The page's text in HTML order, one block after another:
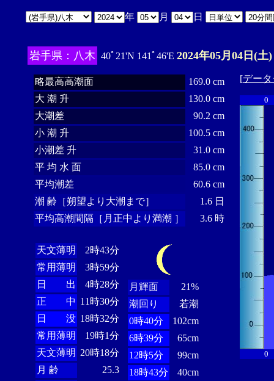
年 月 日
岩手県：八木 40ﾟ21'N 141ﾟ46'E 2024年05月04日(土)
略最高高潮面
169.0 cm
大 潮 升
130.0 cm
大潮差
90.2 cm
小 潮 升
100.5 cm
小潮差 升
31.0 cm
平 均 水 面
85.0 cm
平均潮差
60.6 cm
潮 齢［朔望より大潮まで］
1.6 日
平均高潮間隔［月正中より満潮 ］
3.6 時
天文薄明
2時43分
常用薄明
3時59分
日 出
4時28分
正 中 11時30分
日 没 18時32分
常用薄明
19時1分
天文薄明 20時18分
月 齢
25.3
月輝面
21%
潮回り
若潮
0時40分
102cm
6時39分
65cm
12時5分
99cm
18時43分
40cm
[デー
0
0